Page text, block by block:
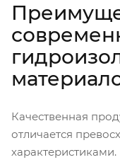
Качественная
отличается